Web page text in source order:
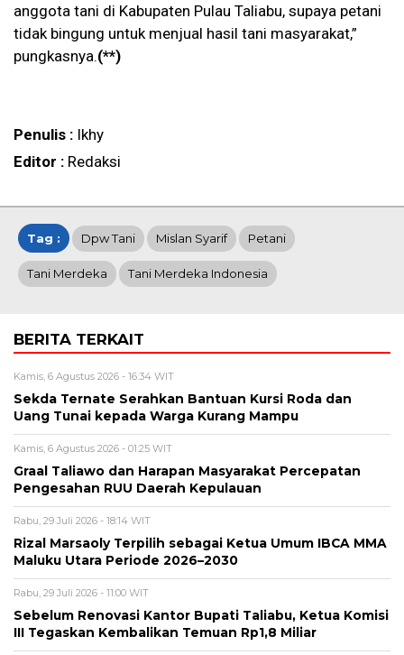
anggota tani di Kabupaten Pulau Taliabu, supaya petani
tidak bingung untuk menjual hasil tani masyarakat,”
pungkasnya.(**)
Penulis : Ikhy
Editor : Redaksi
Tag : Dpw Tani Mislan Syarif Petani
Tani Merdeka Tani Merdeka Indonesia
BERITA TERKAIT
Kamis, 6 Agustus 2026 - 16:34 WIT
Sekda Ternate Serahkan Bantuan Kursi Roda dan
Uang Tunai kepada Warga Kurang Mampu
Kamis, 6 Agustus 2026 - 01:25 WIT
Graal Taliawo dan Harapan Masyarakat Percepatan
Pengesahan RUU Daerah Kepulauan
Rabu, 29 Juli 2026 - 18:14 WIT
Rizal Marsaoly Terpilih sebagai Ketua Umum IBCA MMA
Maluku Utara Periode 2026–2030
Rabu, 29 Juli 2026 - 11:00 WIT
Sebelum Renovasi Kantor Bupati Taliabu, Ketua Komisi
III Tegaskan Kembalikan Temuan Rp1,8 Miliar